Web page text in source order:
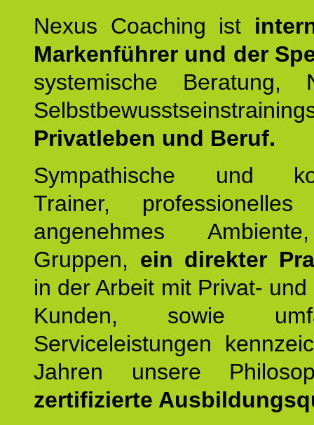
Nexus Coaching ist
Markenführer und der
systemische Beratung,
Privatleben und Beruf.
Sympathische und
Trainer, professionelles
angenehmes
Gruppen, ein direkter
in der Arbeit mit Privat-
Kunden, sowie
Serviceleistungen
Jahren unsere
zertifizierte